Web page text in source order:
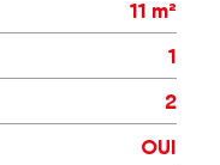
11 m²
1
2
OUI